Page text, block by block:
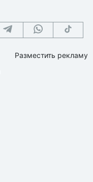
Разместить рекламу